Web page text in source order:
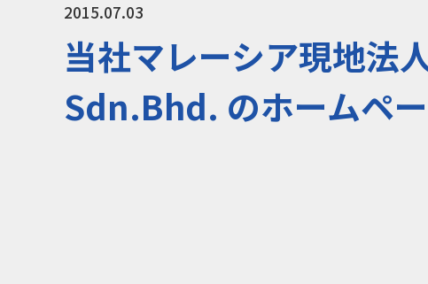
2015.07.03
当社マレーシア現地
Sdn.Bhd. のホームペー